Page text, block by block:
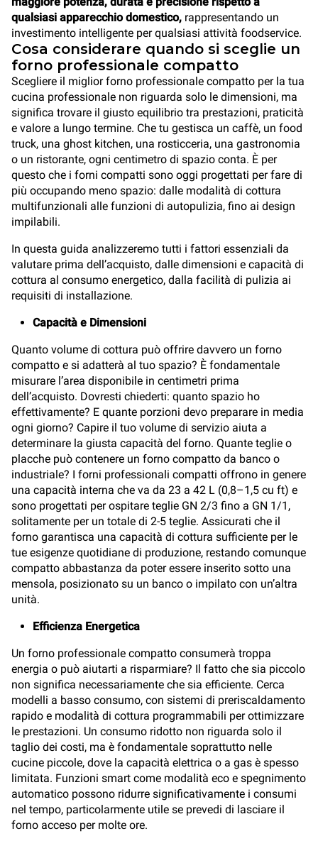
qualsiasi apparecchio domestico, rappresentando un
investimento intelligente per qualsiasi attività foodservice.
Cosa considerare quando si sceglie un
forno professionale compatto
Scegliere il miglior forno professionale compatto per la tua
cucina professionale non riguarda solo le dimensioni, ma
significa trovare il giusto equilibrio tra prestazioni, praticità
e valore a lungo termine. Che tu gestisca un caffè, un food
truck, una ghost kitchen, una rosticceria, una gastronomia
o un ristorante, ogni centimetro di spazio conta. È per
questo che i forni compatti sono oggi progettati per fare di
più occupando meno spazio: dalle modalità di cottura
multifunzionali alle funzioni di autopulizia, fino ai design
impilabili.
In questa guida analizzeremo tutti i fattori essenziali da
valutare prima dell’acquisto, dalle dimensioni e capacità di
cottura al consumo energetico, dalla facilità di pulizia ai
requisiti di installazione.
Capacità e Dimensioni
Quanto volume di cottura può offrire davvero un forno
compatto e si adatterà al tuo spazio? È fondamentale
misurare l’area disponibile in centimetri prima
dell’acquisto. Dovresti chiederti: quanto spazio ho
effettivamente? E quante porzioni devo preparare in media
ogni giorno? Capire il tuo volume di servizio aiuta a
determinare la giusta capacità del forno. Quante teglie o
placche può contenere un forno compatto da banco o
industriale? I forni professionali compatti offrono in genere
una capacità interna che va da 23 a 42 L (0,8–1,5 cu ft) e
sono progettati per ospitare teglie GN 2/3 fino a GN 1/1,
solitamente per un totale di 2-5 teglie. Assicurati che il
forno garantisca una capacità di cottura sufficiente per le
tue esigenze quotidiane di produzione, restando comunque
compatto abbastanza da poter essere inserito sotto una
mensola, posizionato su un banco o impilato con un’altra
unità.
Efficienza Energetica
Un forno professionale compatto consumerà troppa
energia o può aiutarti a risparmiare? Il fatto che sia piccolo
non significa necessariamente che sia efficiente. Cerca
modelli a basso consumo, con sistemi di preriscaldamento
rapido e modalità di cottura programmabili per ottimizzare
le prestazioni. Un consumo ridotto non riguarda solo il
taglio dei costi, ma è fondamentale soprattutto nelle
cucine piccole, dove la capacità elettrica o a gas è spesso
limitata. Funzioni smart come modalità eco e spegnimento
automatico possono ridurre significativamente i consumi
nel tempo, particolarmente utile se prevedi di lasciare il
forno acceso per molte ore.